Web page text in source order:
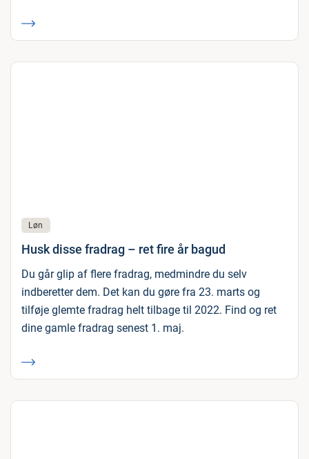
Løn
Husk disse fradrag – ret fire år bagud
Du går glip af flere fradrag, medmindre du selv
indberetter dem. Det kan du gøre fra 23. marts og
tilføje glemte fradrag helt tilbage til 2022. Find og ret
dine gamle fradrag senest 1. maj.